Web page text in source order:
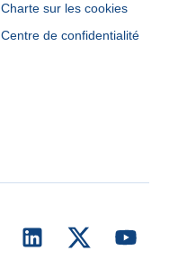
Charte sur les cookies
Centre de confidentialité